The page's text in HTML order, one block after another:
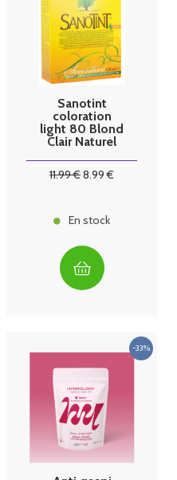
Sanotint
coloration
light 80 Blond
Clair Naturel
11.99€8.99 €
En stock